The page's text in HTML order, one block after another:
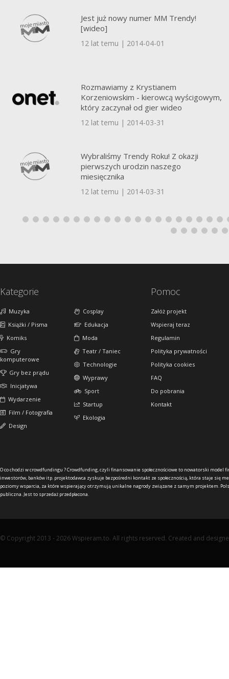
Jest już nowy numer MM Trendy!
[wideo]
12 lat temu | 2014-04-01
Rozmawiamy z Krystianem
Korzeniowskim - kierowcą wyścigowym,
który zaczynał od gier wideo
12 lat temu | 2014-03-31
Wybraliśmy Trendy Roku! Z okazji
pierwszych urodzin naszego
miesięcznika
12 lat temu | 2014-03-31
Kategorie
Muzyka
Książki / Pisma
Komiks
Gry
komputerowe
Gry bez prądu
Inicjatywa
Wydarzenie
Film / Fotografia
Design
Cosplay
Edukacja
Moda
Teatr / Taniec
Technologie
Wyprawy
Sport
Startup
Ekologia
Pomoc
Załóż projekt
Wspieraj teraz
Regulamin
Polityka prywatności
Polityka cookies
FAQ
Do pobrania
Kontakt
O co chodzi w crowdfundingu ?Crowdfunding, czyli finansowanie społecznościowe to nowatorski model
inwestorów, banków itp. projektodawca zyskuje bezpośredni kontakt ze społecznością, która staje się
poziomy wsparcia, za które wspierający otrzymują unikalne nagrody związane z samym projektem.
publiczna. Jest to sprzedaż przedpłacona.
© Copyright 2013 - 2026 Wspieram.to. All rights reserved. Created and